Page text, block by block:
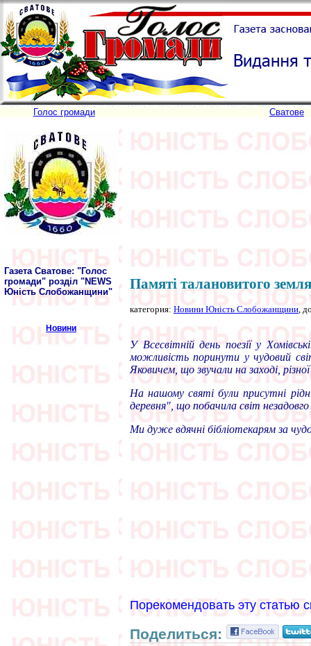
Голос громади Сватове
Газета Сватове: "Голос
громади" розділ "NEWS
Юність Слобожанщини"
Новини
Памяті талановитого
категория: Новини Юність Слобожанщини ,
У Всесвітній день поезії у
можливість поринути у чудовий
Яковичем, що звучали на заході,
На нашому святі були присутні
деревня", що побачила світ
Ми дуже вдячні бібліотекарям за
Порекомендовать эту статью
Поделиться: